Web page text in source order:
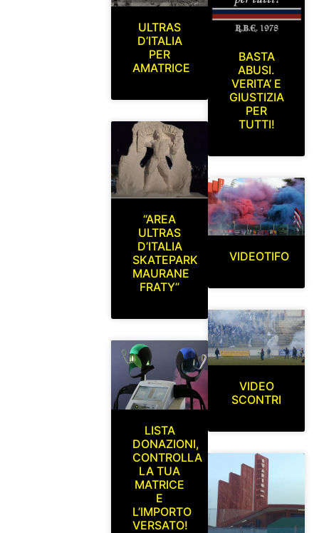
ULTRAS
D’ITALIA
PER
AMATRICE
“AREA
ULTRAS
D’ITALIA
SKATEPARK
MAURANE
FRATY”
LISTA
DONAZIONI,
CONTROLLA
LA TUA
MATRICE
E
L’IMPORTO
VERSATO!
BASTA
ABUSI.
VERITA’ E
GIUSTIZIA
PER
TUTTI!
VIDEOTIFO
VIDEO
SCONTRI